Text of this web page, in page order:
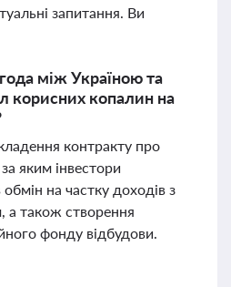
запитання. Ви
між Україною та
корисних копалин на
контракту про
яким інвестори
на частку доходів з
а також створення
фонду відбудови.